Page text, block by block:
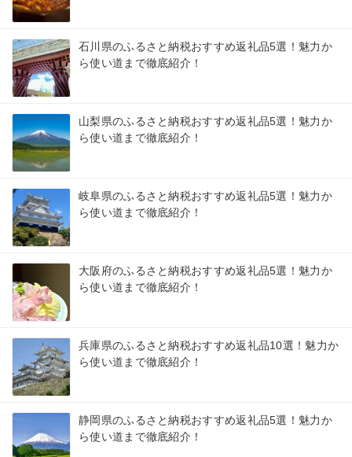
石川県のふるさと納税おすすめ返礼品5選！魅力か
ら使い道まで徹底紹介！
山梨県のふるさと納税おすすめ返礼品5選！魅力か
ら使い道まで徹底紹介！
岐阜県のふるさと納税おすすめ返礼品5選！魅力か
ら使い道まで徹底紹介！
大阪府のふるさと納税おすすめ返礼品5選！魅力か
ら使い道まで徹底紹介！
兵庫県のふるさと納税おすすめ返礼品10選！魅力か
ら使い道まで徹底紹介！
静岡県のふるさと納税おすすめ返礼品5選！魅力か
ら使い道まで徹底紹介！